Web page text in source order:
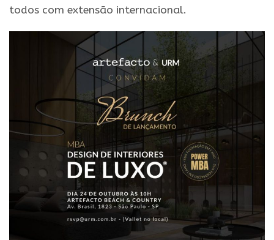
todos com extensão internacional.